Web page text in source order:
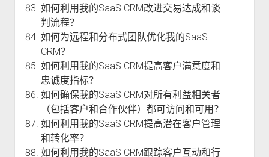
如何利用我的SaaS CRM改进交易达成和谈
判流程？
如何为远程和分布式团队优化我的SaaS
CRM？
如何利用我的SaaS CRM提高客户满意度和
忠诚度指标？
如何确保我的SaaS CRM对所有利益相关者
（包括客户和合作伙伴）都可访问和可用？
如何利用我的SaaS CRM提高潜在客户管理
和转化率？
如何利用我的SaaS CRM跟踪客户互动和行